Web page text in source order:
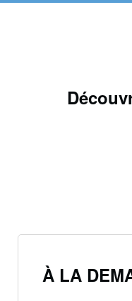
À LA